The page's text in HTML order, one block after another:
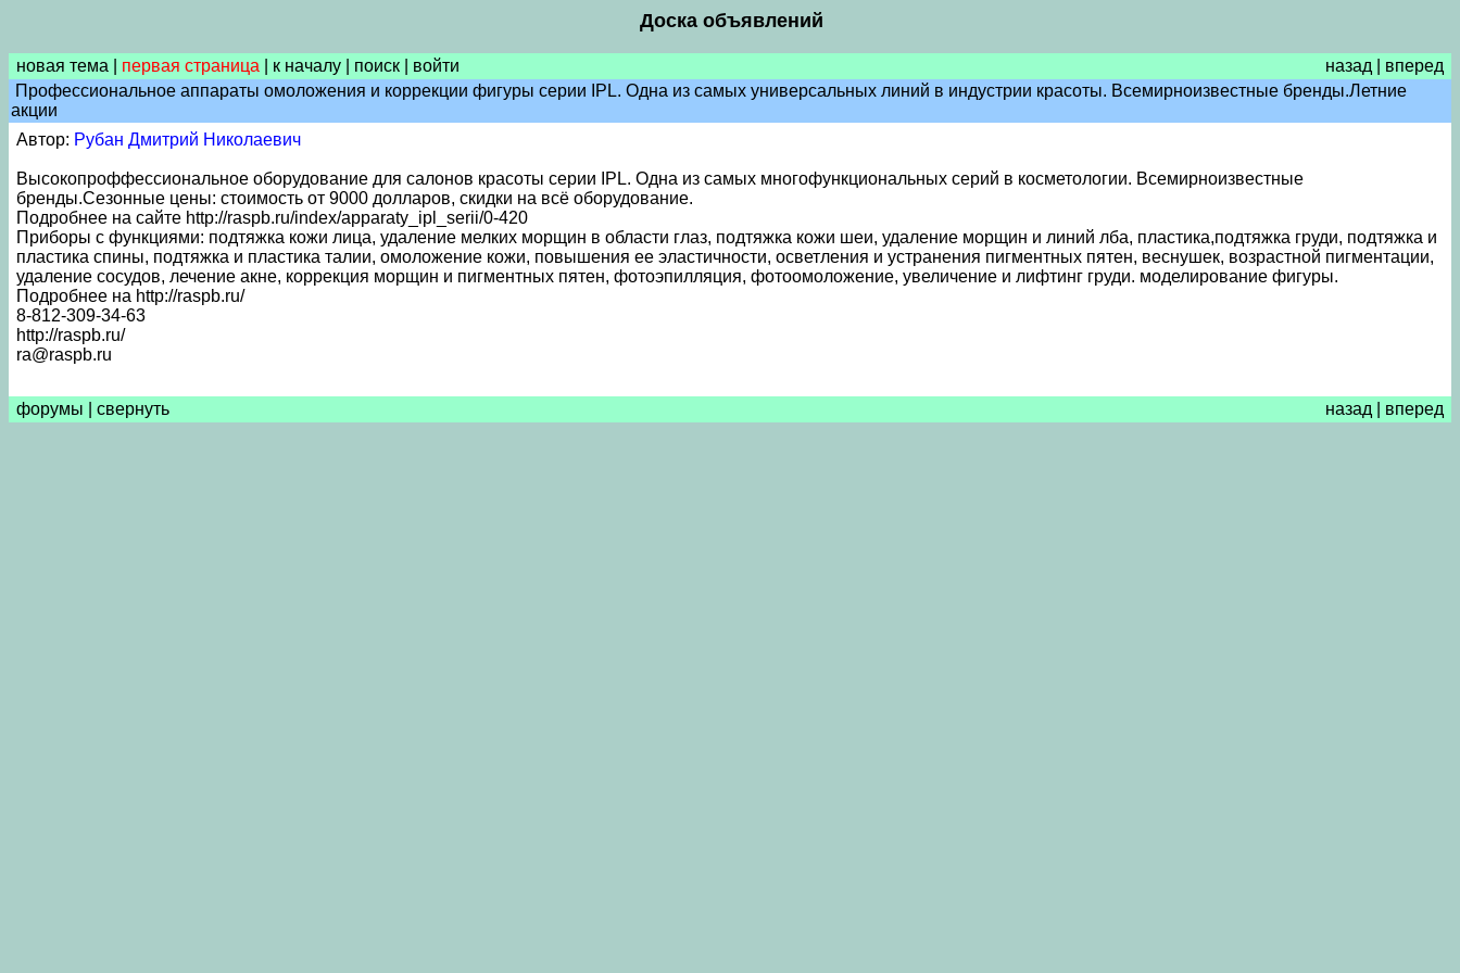
Доска объявлений
новая тема первая страница к началу поиск войти назад
вперед
Профессиональное аппараты омоложения и коррекции фигуры серии IPL. Одна из самых универсальных линий в индустрии красоты. Всемирноизвестные бренды.Летние
акции
Автор: Рубан Дмитрий Николаевич
Высокопроффессиональное оборудование для салонов красоты серии IPL. Одна из самых многофункциональных серий в косметологии. Всемирноизвестные
бренды.Сезонные цены: стоимость от 9000 долларов, скидки на всё оборудование.
Подробнее на сайте http://raspb.ru/index/apparaty_ipl_serii/0-420
Приборы с функциями: подтяжка кожи лица, удаление мелких морщин в области глаз, подтяжка кожи шеи, удаление морщин и линий лба, пластика,подтяжка груди, подтяжка и
пластика спины, подтяжка и пластика талии, омоложение кожи, повышения ее эластичности, осветления и устранения пигментных пятен, веснушек, возрастной пигментации,
удаление сосудов, лечение акне, коррекция морщин и пигментных пятен, фотоэпилляция, фотоомоложение, увеличение и лифтинг груди. моделирование фигуры.
Подробнее на http://raspb.ru/
8-812-309-34-63
http://raspb.ru/
ra@raspb.ru
форумы свернуть назад вперед